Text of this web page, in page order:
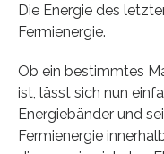
Die Energie des
Fermienergie.
Ob ein bestimmtes
ist, lässt sich nun
Energiebänder und
Fermienergie